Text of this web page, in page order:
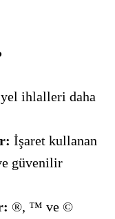
ihlalleri daha
İşaret kullanan
güvenilir
®, ™ ve ©